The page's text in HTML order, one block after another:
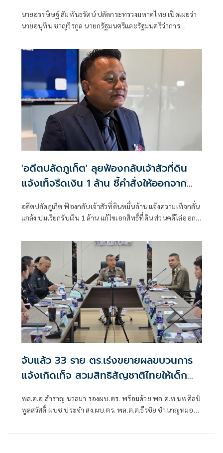
นายอรรษิษฐ์ สัมพันธรัตน์ ปลัดกระทรวงมหาดไทย เปิดเผยว่า
นายอนุทิน ชาญวีรกูล นายกรัฐมนตรีและรัฐมนตรีว่าการ
14 ก.ค. 69 มอบหมายให้กระทรวงมหาดไทยเป็นหน่วยงานหลัก
ร่วมกับกรุงเทพมหานคร
'อดีตปลัดภูเก็ต' ลุยฟ้องกลับเจ้าสัวที่ดิน
แจ้งเท็จรีดเงิน 1 ล้าน ชี้คำสั่งให้ออกจาก
ราชการ เร่งรัดผิดสังเกต
อดีตปลัดภูเก็ต ฟ้องกลับเจ้าสัวที่ดินหมื่นล้าน แจ้งความเท็จกลั่น
แกล้ง ปมเรียกรับเงิน 1 ล้าน แก้ไขเอกสิทธิ์ที่ดิน ส่วนคดีไล่ออก
จับแล้ว 33 ราย ตร.เร่งขยายผลขบวนการ
แจ้งเกิดเท็จ สวมสิทธิสัญชาติไทยให้เด็ก
พล.ต.อ.สำราญ นวลมา รองผบ.ตร. พร้อมด้วย พล.ต.ท.นพศิลป์
พูลสวัสดิ์ ผบช.ประจำ สง.ผบ.ตร. พล.ต.ต.ธีรชัย ชำนาญหมอ